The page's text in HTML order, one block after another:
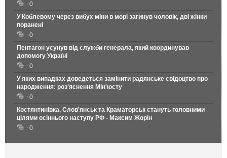
0
У Коблевому через вибух міни в морі загинув чоловік, дві жінки
поранені
0
Пентагон усунув від служби генерала, який координував
допомогу Україні
0
У яких випадках доведеться замінити радянське свідоцтво про
народження: роз'яснення Мін'юсту
0
Костянтинівка, Слов'янськ та Краматорськ стануть головними
цілями осіннього наступу РФ - Максим Жорін
0